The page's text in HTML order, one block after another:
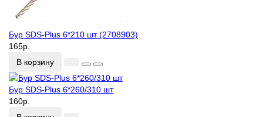
Бур SDS-Plus 6*210 шт (2708903)
165р.
В корзину
Бур SDS-Plus 6*260/310 шт
160р.